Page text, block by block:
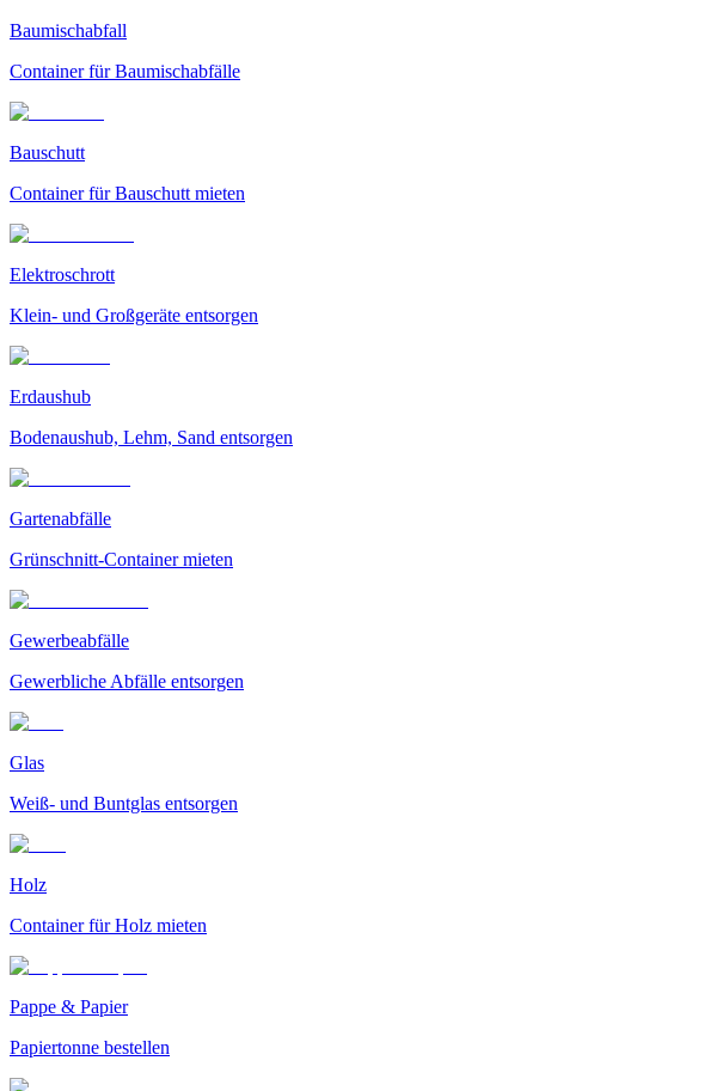
Baumischabfall
Container für Baumischabfälle
Bauschutt
Container für Bauschutt mieten
Elektroschrott
Klein- und Großgeräte entsorgen
Erdaushub
Bodenaushub, Lehm, Sand entsorgen
Gartenabfälle
Grünschnitt-Container mieten
Gewerbeabfälle
Gewerbliche Abfälle entsorgen
Glas
Weiß- und Buntglas entsorgen
Holz
Container für Holz mieten
Pappe & Papier
Papiertonne bestellen